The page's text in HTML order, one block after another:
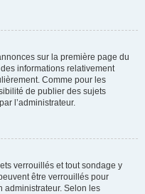
sur la première page du
informations relativement
Comme pour les
de publier des sujets
l’administrateur.
verrouillés et tout sondage y
être verrouillés pour
administrateur. Selon les